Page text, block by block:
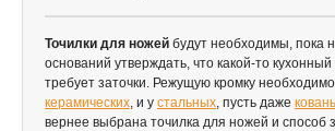
Точилки для ножей будут необходимы, пока
оснований утверждать, что какой-то
требует заточки. Режущую кромку
керамических, и у стальных, пусть даже
вернее выбрана точилка для ножей и способ